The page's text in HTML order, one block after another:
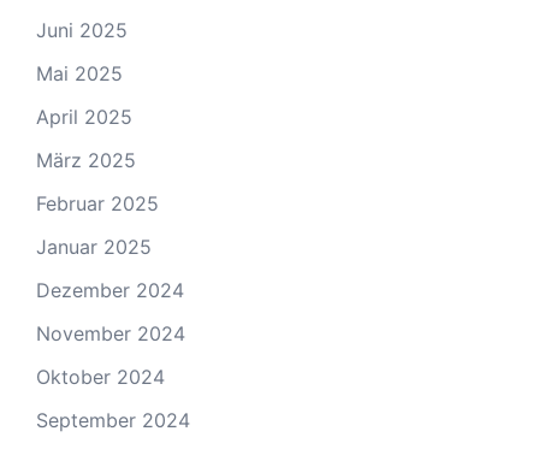
Juni 2025
Mai 2025
April 2025
März 2025
Februar 2025
Januar 2025
Dezember 2024
November 2024
Oktober 2024
September 2024